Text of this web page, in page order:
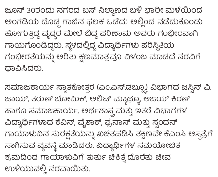
ಜೂನ್ 30ರಂದು ನಗರದ ಬಸ್ ನಿಲ್ದಾಣದ ಬಳಿ ಭಾರೀ ಮಳೆಯಿಂದ
ಅಂಗಡಿಯ ದೊಡ್ಡ ಗಾಜಿನ ಫಲಕ ಒಡೆದು ಅಲ್ಲಿಂದ ನಡೆದುಕೊಂಡು
ಹೋಗುತ್ತಿದ್ದ ವೃದ್ಧರ ಮೇಲೆ ಬಿದ್ದ ಪರಿಣಾಮ ಅವರು ಗಂಭೀರವಾಗಿ
ಗಾಯಗೊಂಡಿದ್ದರು. ಸ್ಥಳದಲ್ಲಿದ್ದ ವಿದ್ಯಾರ್ಥಿಗಳು ಪರಿಸ್ಥಿತಿಯ
ಗಂಭೀರತೆಯನ್ನು ಅರಿತು ಕ್ಷಣಮಾತ್ರವೂ ವಿಳಂಬ ಮಾಡದೆ ನೆರವಿಗೆ
ಧಾವಿಸಿದರು.
ಸಮಾಜಕಾರ್ಯ ಸ್ನಾತಕೋತ್ತರ (ಎಂ.ಎಸ್.ಡಬ್ಲ್ಯೂ.) ವಿಭಾಗದ ಜಸ್ಟಿನ್ ವಿ.
ಜಾಯ್, ತರುಣ್ ಬೋಮಿಕ್, ಅಲಿಟ್ ಮ್ಯಾಥ್ಯೂ, ಅಜಯ್ ಕಿರಣ್
ಹಾಗೂ ಸಮಾಜಕಾರ್ಯ, ಅರ್ಥಶಾಸ್ತ್ರ ಮತ್ತು ಇತರೆ ವಿಭಾಗಗಳ
ವಿದ್ಯಾರ್ಥಿಗಳಾದ ಕೆವಿನ್, ವೈಶಾಕ್, ಫ್ರೆನಾನ್ ಮತ್ತು ಸ್ಪಂದನ್
ಗಾಯಾಳುವಿನ ಸುರಕ್ಷತೆಯನ್ನು ಖಚಿತಪಡಿಸಿ ತಕ್ಷಣವೇ ಕೆಎಂಸಿ ಆಸ್ಪತ್ರೆಗೆ
ಸಾಗಿಸುವ ವ್ಯವಸ್ಥೆ ಮಾಡಿದರು. ವಿದ್ಯಾರ್ಥಿಗಳ ಸಮಯೋಚಿತ
ಕ್ರಮದಿಂದ ಗಾಯಾಳುವಿಗೆ ತುರ್ತು ಚಿಕಿತ್ಸೆ ದೊರೆತು ಜೀವ
ಉಳಿಯುವಲ್ಲಿ ನೆರವಾಯಿತು.